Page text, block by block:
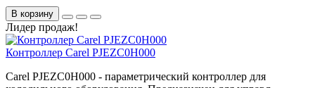
В корзину
Лидер продаж!
Контроллер Carel PJEZC0H000
Carel PJEZC0H000 - параметрический контроллер для